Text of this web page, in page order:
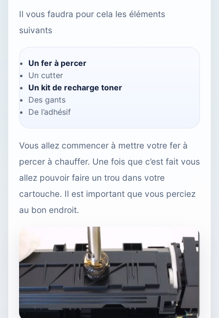
Il vous faudra pour cela les éléments
suivants
Un fer à percer
Un cutter
Un kit de recharge toner
Des gants
De l’adhésif
Vous allez commencer à mettre votre fer à
percer à chauffer. Une fois que c’est fait vous
allez pouvoir faire un trou dans votre
cartouche. Il est important que vous perciez
au bon endroit.